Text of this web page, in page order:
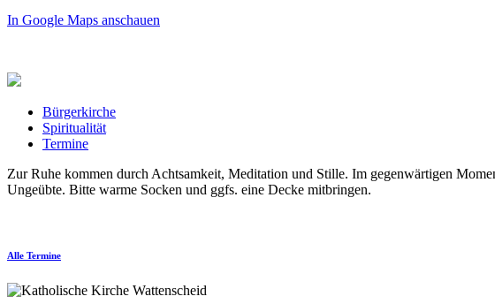
In Google Maps anschauen
Bürgerkirche
Spiritualität
Termine
Zur Ruhe kommen durch Achtsamkeit, Meditation und Stille. Im gegenwärtigen
Ungeübte. Bitte warme Socken und ggfs. eine Decke mitbringen.
Alle Termine